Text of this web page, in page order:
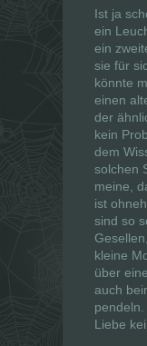
f
f
n
e
t
)
Ist ja
ein
ein
sie für
könnte
einen
der
kein
dem
solchen
meine,
ist
sind so
kleine
über
auch
Liebe